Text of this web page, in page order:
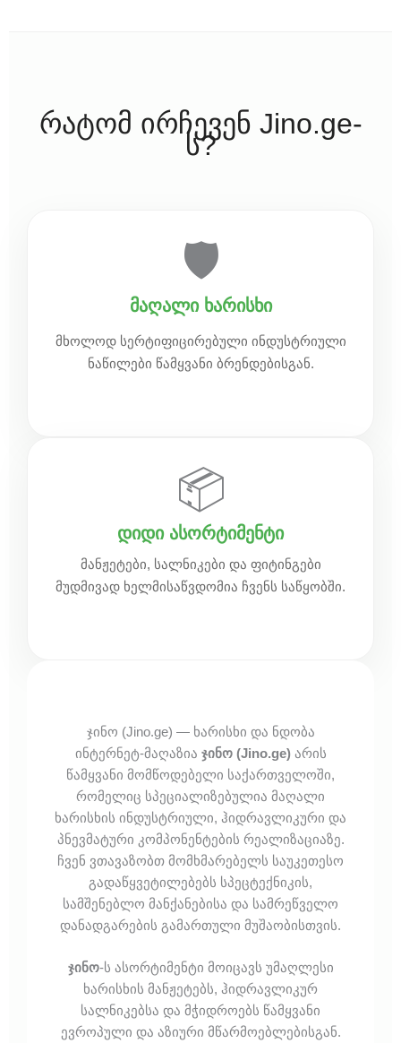
რატომ ირჩევენ Jino.ge-
ს?
🛡️
მაღალი ხარისხი
მხოლოდ სერტიფიცირებული ინდუსტრიული
ნაწილები წამყვანი ბრენდებისგან.
📦
დიდი ასორტიმენტი
მანჟეტები, სალნიკები და ფიტინგები
მუდმივად ხელმისაწვდომია ჩვენს საწყობში.
ჯინო (Jino.ge) — ხარისხი და ნდობა
ინტერნეტ-მაღაზია ჯინო (Jino.ge)არის
წამყვანი მომწოდებელი საქართველოში,
რომელიც სპეციალიზებულია მაღალი
ხარისხის ინდუსტრიული, ჰიდრავლიკური და
პნევმატური კომპონენტების რეალიზაციაზე.
ჩვენ ვთავაზობთ მომხმარებელს საუკეთესო
გადაწყვეტილებებს სპეცტექნიკის,
სამშენებლო მანქანებისა და სამრეწველო
დანადგარების გამართული მუშაობისთვის.
ჯინო-ს ასორტიმენტი მოიცავს უმაღლესი
ხარისხის მანჟეტებს, ჰიდრავლიკურ
სალნიკებსა და მჭიდროებს წამყვანი
ევროპული და აზიური მწარმოებლებისგან.